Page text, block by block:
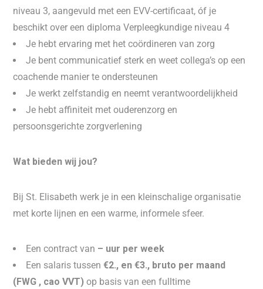
niveau 3, aangevuld met een EVV-certificaat, óf je
beschikt over een diploma Verpleegkundige niveau 4
Je hebt ervaring met het coördineren van zorg
Je bent communicatief sterk en weet collega’s op een
coachende manier te ondersteunen
Je werkt zelfstandig en neemt verantwoordelijkheid
Je hebt affiniteit met ouderenzorg en
persoonsgerichte zorgverlening
Wat bieden wij jou?
Bij St. Elisabeth werk je in een kleinschalige organisatie
met korte lijnen en een warme, informele sfeer.
Een contract van – uur per week
Een salaris tussen€2., en €3., bruto per maand
(FWG , cao VVT) op basis van een fulltime